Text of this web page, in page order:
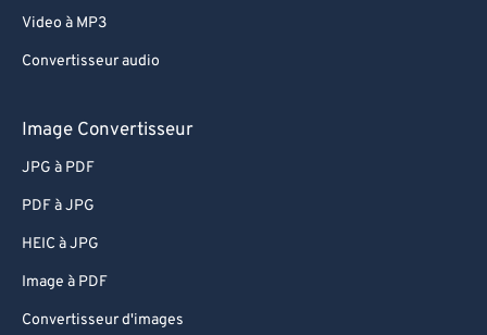
Video à MP3
Convertisseur audio
Image Convertisseur
JPG à PDF
PDF à JPG
HEIC à JPG
Image à PDF
Convertisseur d'images